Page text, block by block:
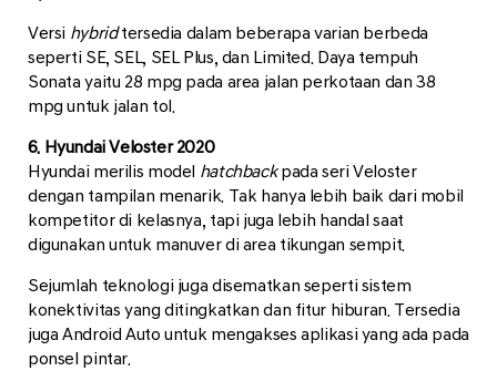
Versi hybridtersedia dalam beberapa varian berbeda
seperti SE, SEL, SEL Plus, dan Limited. Daya tempuh
Sonata yaitu 28 mpg pada area jalan perkotaan dan 38
mpg untuk jalan tol.
6. Hyundai Veloster 2020
Hyundai merilis model hatchbackpada seri Veloster
dengan tampilan menarik. Tak hanya lebih baik dari mobil
kompetitor di kelasnya, tapi juga lebih handal saat
digunakan untuk manuver di area tikungan sempit.
Sejumlah teknologi juga disematkan seperti sistem
konektivitas yang ditingkatkan dan fitur hiburan. Tersedia
juga Android Auto untuk mengakses aplikasi yang ada pada
ponsel pintar.